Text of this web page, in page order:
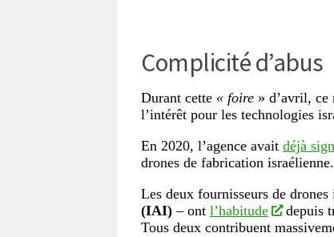
Complicité d’abus
Durant cette « foire » d’avril, ce
l’intérêt pour les technologies
En 2020, l’agence avait déjà
drones de fabrication israélienne.
Les deux fournisseurs de
(IAI) – ont l’habitude depuis
Tous deux contribuent